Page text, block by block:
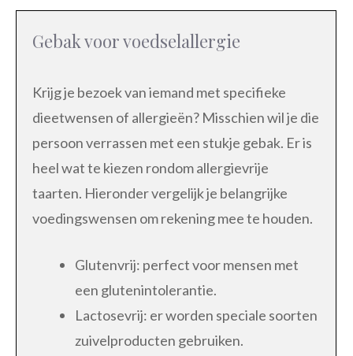
Gebak voor voedselallergie
Krijg je bezoek van iemand met specifieke
dieetwensen of allergieën? Misschien wil je die
persoon verrassen met een stukje gebak. Er is
heel wat te kiezen rondom allergievrije
taarten. Hieronder vergelijk je belangrijke
voedingswensen om rekening mee te houden.
Glutenvrij: perfect voor mensen met
een glutenintolerantie.
Lactosevrij: er worden speciale soorten
zuivelproducten gebruiken.